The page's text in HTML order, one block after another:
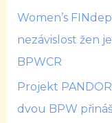
Women’s
nezávislost žen
BPWCR
Projekt
dvou BPW